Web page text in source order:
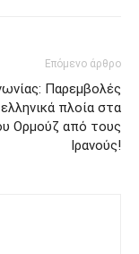
Επόμενο άρθρο
Παρεμβολές
πλοία στα
Ορμούζ από τους
Ιρανούς!